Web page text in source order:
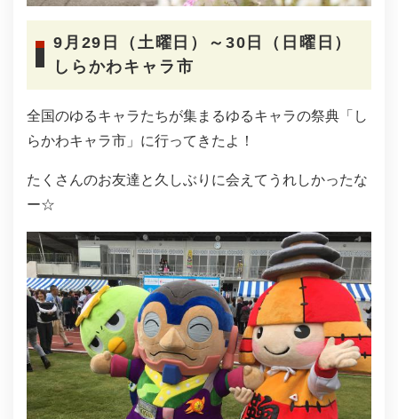
9月29日（土曜日）～30日（日曜日）
しらかわキャラ市
全国のゆるキャラたちが集まるゆるキャラの祭典「し
らかわキャラ市」に行ってきたよ！
たくさんのお友達と久しぶりに会えてうれしかったな
ー☆